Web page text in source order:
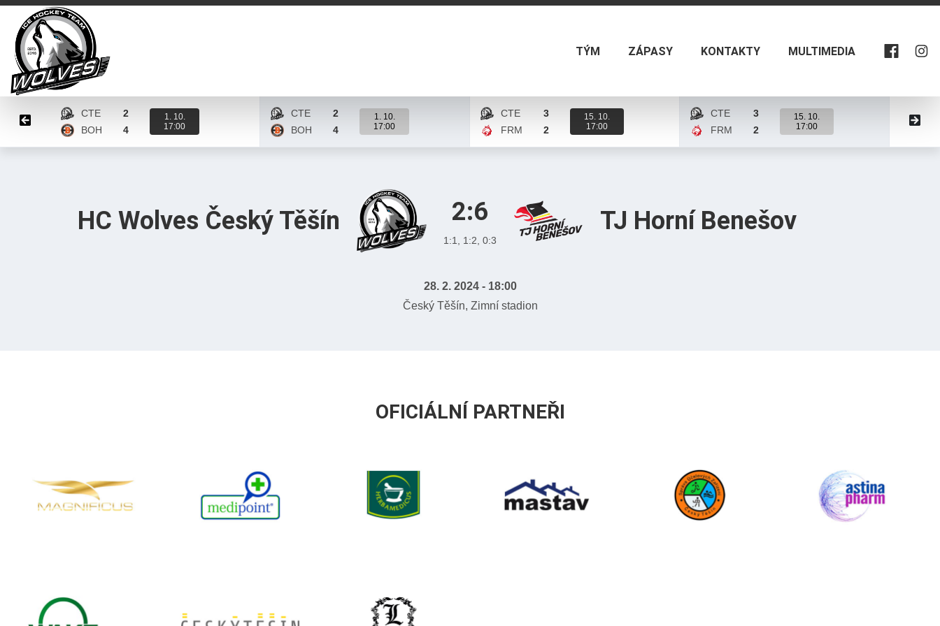
TÝM ZÁPASY KONTAKTY MULTIMEDIA
CTE
2
BOH
4
1. 10.
17:00
CTE
2
BOH
4
1. 10.
17:00
CTE
3
FRM
2
15. 10.
17:00
CTE
3
FRM
2
15. 10.
17:00
HC Wolves Český Těšín 2:6
1:1, 1:2, 0:3
TJ Horní Benešov
28. 2. 2024 - 18:00
Český Těšín, Zimní stadion
OFICIÁLNÍ PARTNEŘI